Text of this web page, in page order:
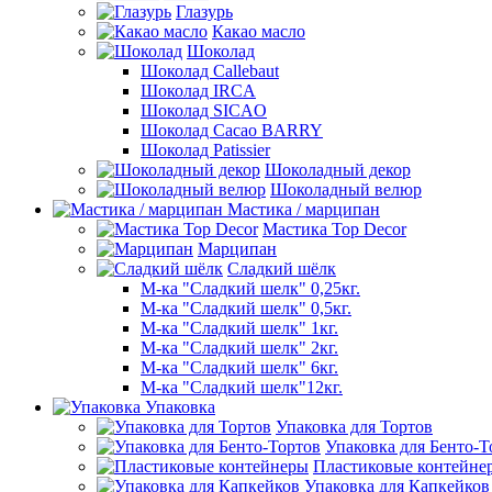
Глазурь
Какао масло
Шоколад
Шоколад Callebaut
Шоколад IRCA
Шоколад SICAO
Шоколад Cacao BARRY
Шоколад Patissier
Шоколадный декор
Шоколадный велюр
Мастика / марципан
Мастика Top Decor
Марципан
Сладкий шёлк
М-ка "Сладкий шелк" 0,25кг.
М-ка "Сладкий шелк" 0,5кг.
М-ка "Сладкий шелк" 1кг.
М-ка "Сладкий шелк" 2кг.
М-ка "Сладкий шелк" 6кг.
М-ка "Сладкий шелк"12кг.
Упаковка
Упаковка для Тортов
Упаковка для Бенто-
Пластиковые
Упаковка для Капкейков